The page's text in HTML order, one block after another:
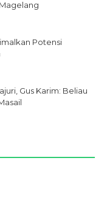
Potensi
Gus Karim: Beliau